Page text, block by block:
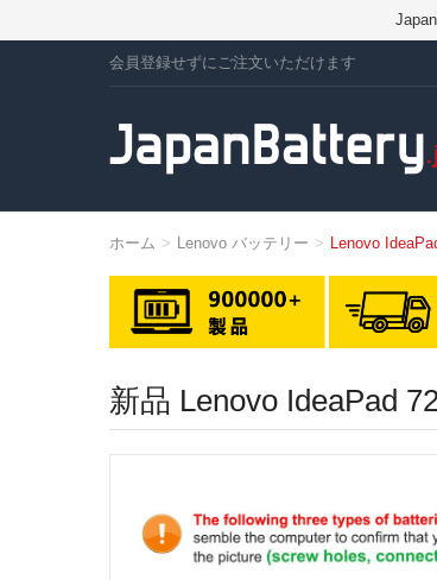
会員登録せずにご注文いただけます
ホーム Lenovo バッテリー Lenovo
新品 Lenovo IdeaPad